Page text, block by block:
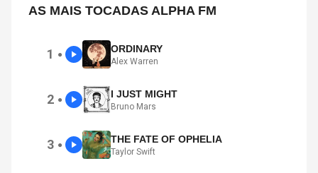
AS MAIS TOCADAS ALPHA FM
1 ● ORDINARY
Alex Warren
2 ● I JUST MIGHT
Bruno Mars
3 ● THE FATE OF OPHELIA
Taylor Swift